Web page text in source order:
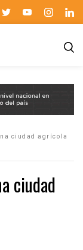
ciudad agrícola
ciudad